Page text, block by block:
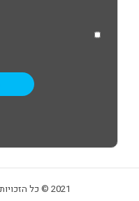
2021 © כל הזכויות שמורות לאוריג'ינל קונספטס